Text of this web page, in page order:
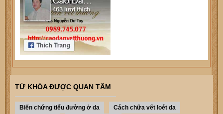
TỪ KHÓA ĐƯỢC QUAN TÂM
Biến chứng tiểu đường ở da
Cách chữa vết loét da